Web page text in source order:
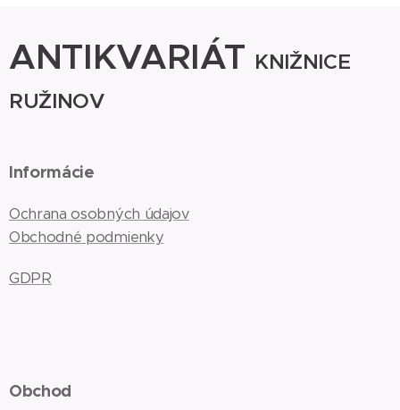
ANTIKVARIÁT KNIŽNICE
RUŽINOV
Informácie
Ochrana osobných údajov
Obchodné podmienky
GDPR
Obchod